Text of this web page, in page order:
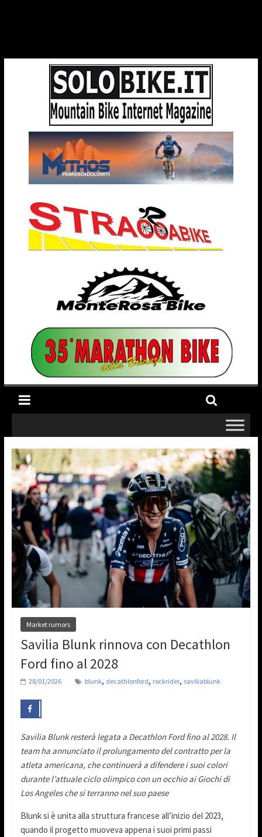
Market rumors
Savilia Blunk rinnova con Decathlon
Ford fino al 2028
28/01/2026 blunk, decathlonford, rockrider, saviliablunk
Savilia Blunk resterà legata a Decathlon Ford fino al 2028. Il
team ha annunciato il prolungamento del contratto per la
atleta americana, che continuerà a difendere i suoi colori
durante l’attuale ciclo olimpico con un occhio ai Giochi di
Los Angeles che si terranno nel suo paese
Blunk si è unita alla struttura francese all’inizio del 2023,
quando il progetto muoveva appena i suoi primi passi